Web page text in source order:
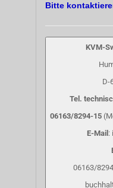
Bitte
KVM-
D-
Tel.
06163/8294-15
E-Mail :
06163/